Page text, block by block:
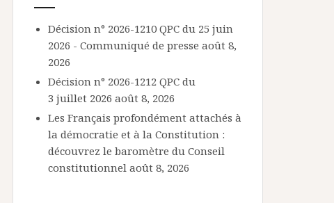
Décision n° 2026-1210 QPC du 25 juin
2026 - Communiqué de presse août 8,
2026
Décision n° 2026-1212 QPC du
3 juillet 2026 août 8, 2026
Les Français profondément attachés à
la démocratie et à la Constitution :
découvrez le baromètre du Conseil
constitutionnel août 8, 2026